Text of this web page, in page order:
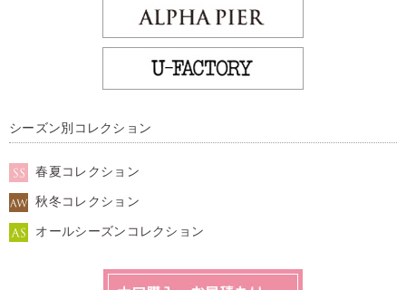
シーズン別コレクション
春夏コレクション
秋冬コレクション
オールシーズンコレクション